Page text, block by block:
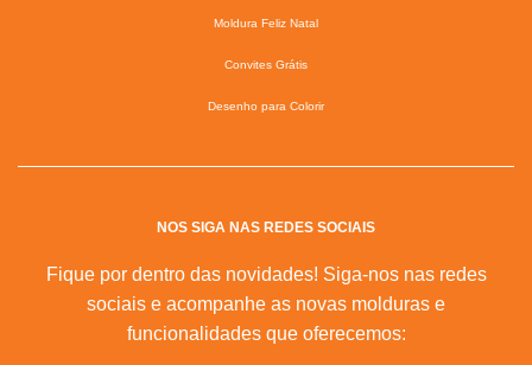
Moldura Feliz Natal
Convites Grátis
Desenho para Colorir
NOS SIGA NAS REDES SOCIAIS
Fique por dentro das novidades! Siga-nos nas redes
sociais e acompanhe as novas molduras e
funcionalidades que oferecemos: